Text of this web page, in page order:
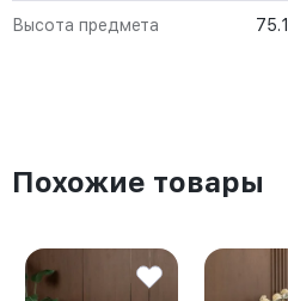
Высота предмета 75.1
Похожие товары